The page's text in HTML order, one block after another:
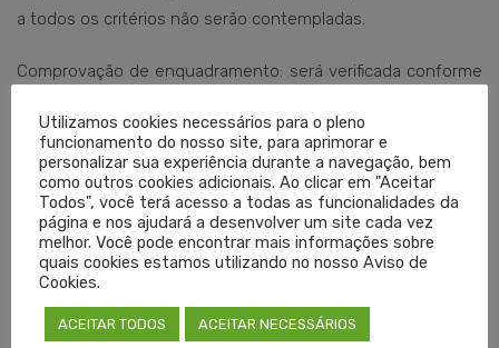
a todos os critérios não serão contempladas.
Comprovação de enquadramento: será verificada conforme
atividades principal e secundárias — registradas no
do CNPJ.
Declaração obrigatória: o diretor técnico deverá
apresentar declaração atestando o enquadramento
nos critérios, além de a Pessoa Jurídica e os sócios
médicos estarem com cadastro regular e sem
pendências financeiras de exercícios anteriores.
Utilizamos cookies necessários para o pleno
funcionamento do nosso site, para aprimorar e
personalizar sua experiência durante a navegação, bem
como outros cookies adicionais. Ao clicar em "Aceitar
Todos", você terá acesso a todas as funcionalidades da
página e nos ajudará a desenvolver um site cada vez
melhor. Você pode encontrar mais informações sobre
quais cookies estamos utilizando no nosso Aviso de
Cookies.
ACEITAR TODOS ACEITAR NECESSÁRIOS